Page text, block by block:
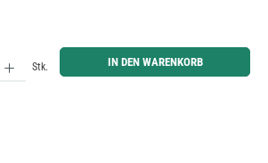
Wert ein oder benutze die Schaltflächen um die Anzahl zu
Stk. IN DEN WARENKORB